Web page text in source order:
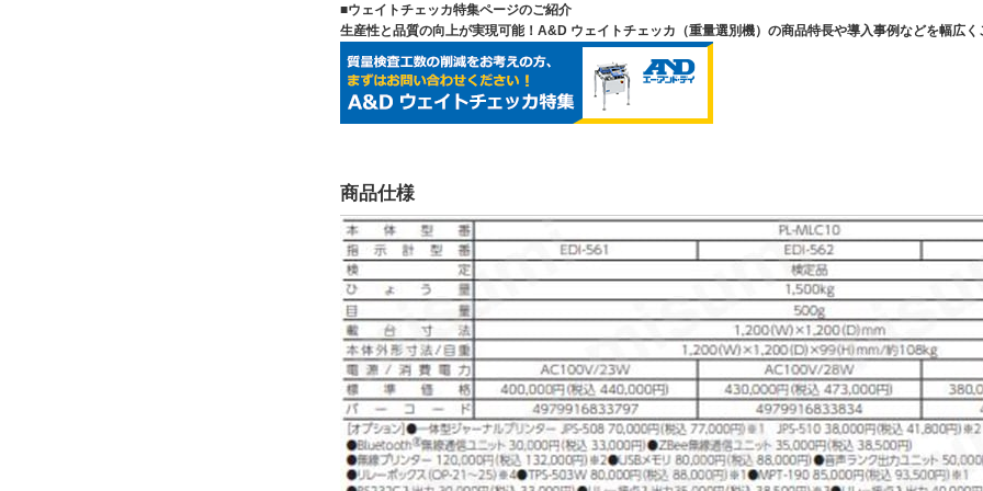
■ウェイトチェッカ特集ページのご紹介
生産性と品質の向上が実現可能！A&D ウェイトチェッカ（重量選別機）の商品特長や導入事例などを幅広く
商品仕様